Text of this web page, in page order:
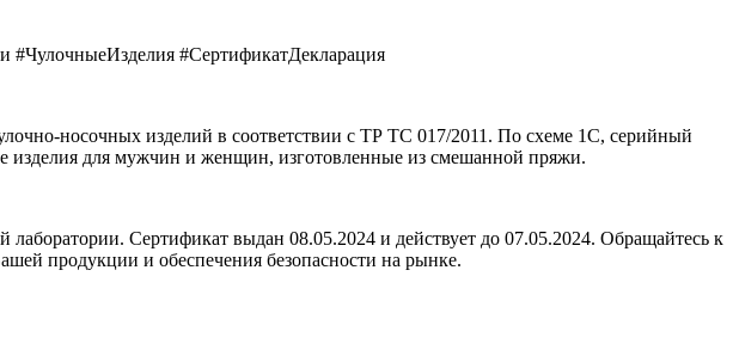
#СертификатДекларация
носочных изделий в соответствии с ТР ТС 017/2011. По схеме 1С, серийный
изделия для мужчин и женщин, изготовленные из смешанной пряжи.
Сертификат выдан 08.05.2024 и действует до 07.05.2024. Обращайтесь к
продукции и обеспечения безопасности на рынке.